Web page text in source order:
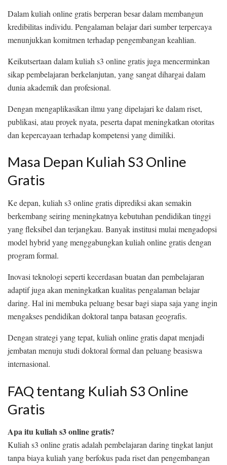
Dalam kuliah online gratis berperan besar dalam membangun
kredibilitas individu. Pengalaman belajar dari sumber terpercaya
menunjukkan komitmen terhadap pengembangan keahlian.
Keikutsertaan dalam kuliah s3 online gratis juga mencerminkan
sikap pembelajaran berkelanjutan, yang sangat dihargai dalam
dunia akademik dan profesional.
Dengan mengaplikasikan ilmu yang dipelajari ke dalam riset,
publikasi, atau proyek nyata, peserta dapat meningkatkan otoritas
dan kepercayaan terhadap kompetensi yang dimiliki.
Masa Depan Kuliah S3 Online
Gratis
Ke depan, kuliah s3 online gratis diprediksi akan semakin
berkembang seiring meningkatnya kebutuhan pendidikan tinggi
yang fleksibel dan terjangkau. Banyak institusi mulai mengadopsi
model hybrid yang menggabungkan kuliah online gratis dengan
program formal.
Inovasi teknologi seperti kecerdasan buatan dan pembelajaran
adaptif juga akan meningkatkan kualitas pengalaman belajar
daring. Hal ini membuka peluang besar bagi siapa saja yang ingin
mengakses pendidikan doktoral tanpa batasan geografis.
Dengan strategi yang tepat, kuliah online gratis dapat menjadi
jembatan menuju studi doktoral formal dan peluang beasiswa
internasional.
FAQ tentang Kuliah S3 Online
Gratis
Apa itu kuliah s3 online gratis?
Kuliah s3 online gratis adalah pembelajaran daring tingkat lanjut
tanpa biaya kuliah yang berfokus pada riset dan pengembangan